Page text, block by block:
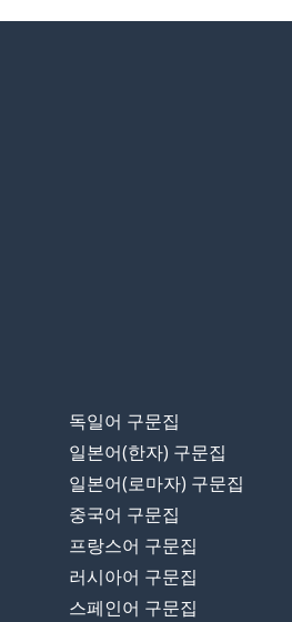
독일어 구문집
일본어(한자) 구문집
일본어(로마자) 구문집
중국어 구문집
프랑스어 구문집
러시아어 구문집
스페인어 구문집